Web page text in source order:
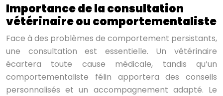
Importance de la consultation
vétérinaire ou comportementaliste
Face à des problèmes de comportement persistants,
une consultation est essentielle. Un vétérinaire
écartera toute cause médicale, tandis qu’un
comportementaliste félin apportera des conseils
personnalisés et un accompagnement adapté. Le